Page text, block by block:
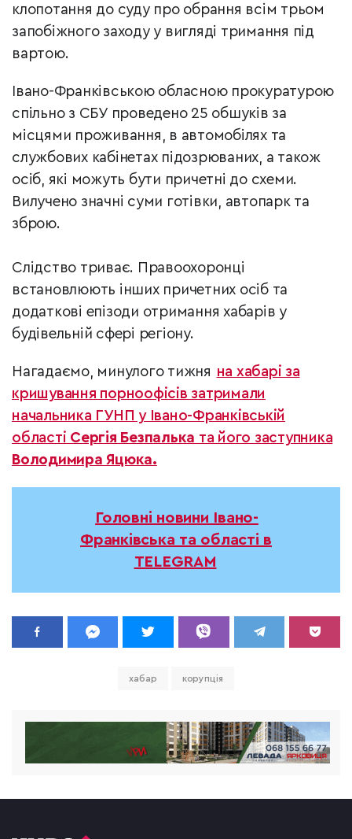
клопотання до суду про обрання всім трьом
запобіжного заходу у вигляді тримання під
вартою.
Івано-Франківською обласною прокуратурою
спільно з СБУ проведено 25 обшуків за
місцями проживання, в автомобілях та
службових кабінетах підозрюваних, а також
осіб, які можуть бути причетні до схеми.
Вилучено значні суми готівки, автопарк та
зброю.
Слідство триває. Правоохоронці
встановлюють інших причетних осіб та
додаткові епізоди отримання хабарів у
будівельній сфері регіону.
Нагадаємо, минулого тижня на хабарі за
кришування порноофісів затримали
начальника ГУНП у Івано-Франківській
області Сергія Безпалька та його заступника
Володимира Яцюка.
Головні новини Івано-
Франківська та області в
TELEGRAM
хабар корупція